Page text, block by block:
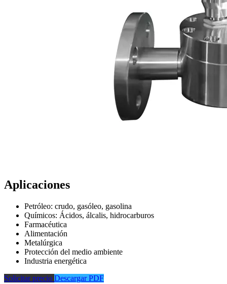
Aplicaciones
Petróleo: crudo, gasóleo, gasolina
Químicos: Ácidos, álcalis, hidrocarburos
Farmacéutica
Alimentación
Metalúrgica
Protección del medio ambiente
Industria energética
Solicitar precio Descargar PDF